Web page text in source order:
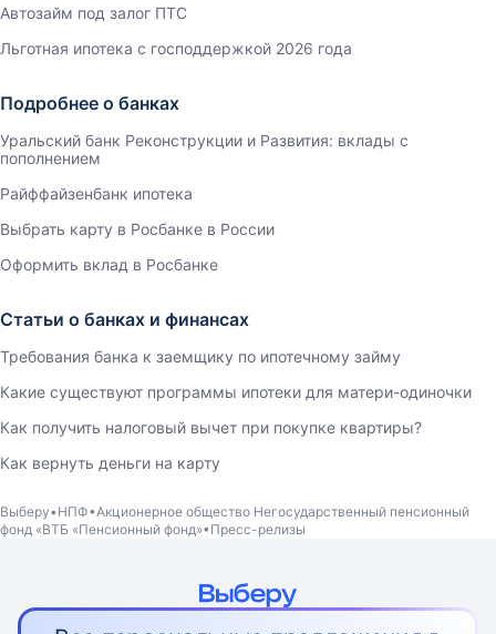
Автозайм под залог ПТС
Льготная ипотека с господдержкой 2026 года
Подробнее о банках
Уральский банк Реконструкции и Развития: вклады с
пополнением
Райффайзенбанк ипотека
Выбрать карту в Росбанке в России
Оформить вклад в Росбанке
Статьи о банках и финансах
Требования банка к заемщику по ипотечному займу
Какие существуют программы ипотеки для матери-одиночки
Как получить налоговый вычет при покупке квартиры?
Как вернуть деньги на карту
Выберу НПФ Акционерное общество Негосударственный пенсионный
фонд «ВТБ «Пенсионный фонд» Пресс-релизы